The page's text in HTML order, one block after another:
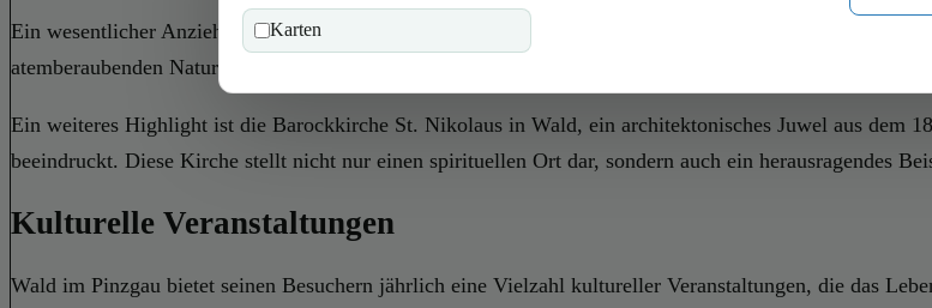
Ein wesentlicher Anziehungspunkt ist der Krimmler Wasserfall, der sich in unmittelbarer Nähe befindet
atemberaubenden Naturschauspiel und bieten Besuchern die Möglichkeit, die beeindruckende
Ein weiteres Highlight ist die Barockkirche St. Nikolaus in Wald, ein architektonisches Juwel aus dem
beeindruckt. Diese Kirche stellt nicht nur einen spirituellen Ort dar, sondern auch ein herausragendes
Kulturelle Veranstaltungen
Wald im Pinzgau bietet seinen Besuchern jährlich eine Vielzahl kultureller Veranstaltungen, die das
Karten